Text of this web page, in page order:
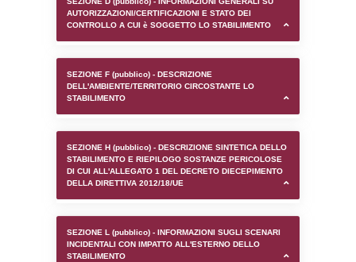
Stabilimento Eni S.p.A.
comune di Roma
SEZIONE A1 (pubblico) - INFORMAZIONI
SEZIONE D (pubblico) - INFORMAZIONI